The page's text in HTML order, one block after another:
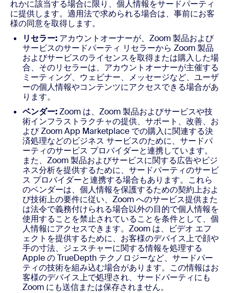
れかに該当する場合に限り、個人情報をサードパーティ
に提供します。適用法で求められる場合は、事前にお客
様の同意を取得します。
リセラー: アカウントオーナーが、Zoom 製品および
サービスのサードパーティ リセラーから Zoom 製品
およびサービスのライセンスを取得または購入した場
合、そのリセラーは、アカウントオーナーが主催する
ミーティング、ウェビナー、メッセージなど、ユーザ
ーの個人情報やコンテンツにアクセスできる場合があ
ります。
ベンダー:Zoom は、Zoom 製品およびサービスや技
術インフラストラクチャの提供、サポート、改善、お
よび Zoom App Marketplace での購入に関連する決
済処理などのビジネス サービスのために、サードパ
ーティのサービス プロバイダーと連携しています。
また、Zoom 製品およびサービスに関する広告やビジ
ネス分析を提供するために、サードパーティのサービ
ス プロバイダーと連携する場合もあります。これら
のベンダーは、個人情報を保護するための契約上およ
び技術上の要件に従い、Zoom へのサービス提供また
は法令で義務付けられる場合以外の目的で個人情報を
使用することを禁止されていることを条件として、個
人情報にアクセスできます。Zoom は、ビデオ エフ
ェクトを提供するために、お客様のデバイス上で顔や
手の寸法、ジェスチャーに関する情報を処理する
Apple の TrueDepth テクノロジーなど、サードパー
ティの技術を組み込む場合があります。この情報はお
客様のデバイス上で処理され、サードパーティにも
Zoom にも送信または保存されません。